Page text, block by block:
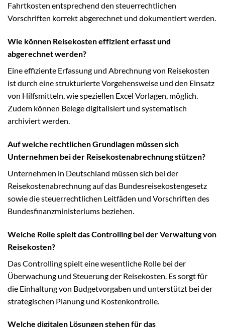
Fahrtkosten entsprechend den steuerrechtlichen
Vorschriften korrekt abgerechnet und dokumentiert werden.
Wie können Reisekosten effizient erfasst und
abgerechnet werden?
Eine effiziente Erfassung und Abrechnung von Reisekosten
ist durch eine strukturierte Vorgehensweise und den Einsatz
von Hilfsmitteln, wie speziellen Excel Vorlagen, möglich.
Zudem können Belege digitalisiert und systematisch
archiviert werden.
Auf welche rechtlichen Grundlagen müssen sich
Unternehmen bei der Reisekostenabrechnung stützen?
Unternehmen in Deutschland müssen sich bei der
Reisekostenabrechnung auf das Bundesreisekostengesetz
sowie die steuerrechtlichen Leitfäden und Vorschriften des
Bundesfinanzministeriums beziehen.
Welche Rolle spielt das Controlling bei der Verwaltung von
Reisekosten?
Das Controlling spielt eine wesentliche Rolle bei der
Überwachung und Steuerung der Reisekosten. Es sorgt für
die Einhaltung von Budgetvorgaben und unterstützt bei der
strategischen Planung und Kostenkontrolle.
Welche digitalen Lösungen stehen für das